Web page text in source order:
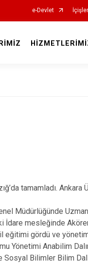
e-Devlet
tamamladı.
Müdürlüğünde Uzman
İdare mesleğinde
eğitimi gördü ve
Yönetimi Anabilim
Bilimler Bilim